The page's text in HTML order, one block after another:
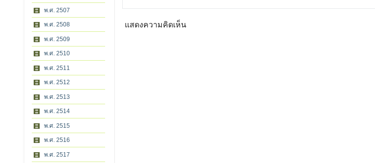
พ.ศ. 2507
พ.ศ. 2508
พ.ศ. 2509
พ.ศ. 2510
พ.ศ. 2511
พ.ศ. 2512
พ.ศ. 2513
พ.ศ. 2514
พ.ศ. 2515
พ.ศ. 2516
พ.ศ. 2517
แสดงความคิดเห็น